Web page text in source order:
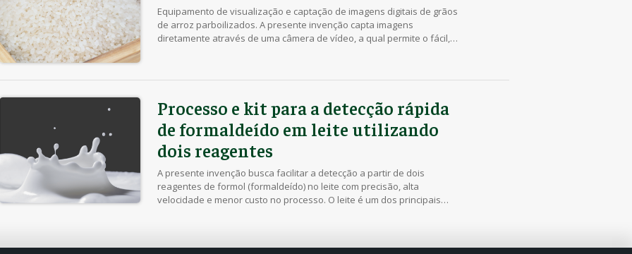
Equipamento de visualização e captação de imagens digitais de grãos
de arroz parboilizados. A presente invenção capta imagens
diretamente através de uma câmera de vídeo, a qual permite o fácil,
bem como permitir a criação de […]
Processo e kit para a detecção rápida
de formaldeído em leite utilizando
dois reagentes
A presente invenção busca facilitar a detecção a partir de dois
reagentes de formol (formaldeído) no leite com precisão, alta
velocidade e menor custo no processo. O leite é um dos principais